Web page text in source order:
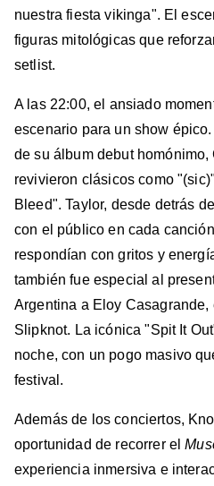
nuestra fiesta vikinga". El
figuras mitológicas que
setlist.
A las 22:00, el ansiado
escenario para un show
de su álbum debut
revivieron clásicos como
Bleed". Taylor, desde detrás
con el público en cada
respondían con gritos y
también fue especial al
Argentina a Eloy
Slipknot. La icónica "Spit It
noche, con un pogo masivo
festival.
Además de los conciertos,
oportunidad de recorrer el
experiencia inmersiva e